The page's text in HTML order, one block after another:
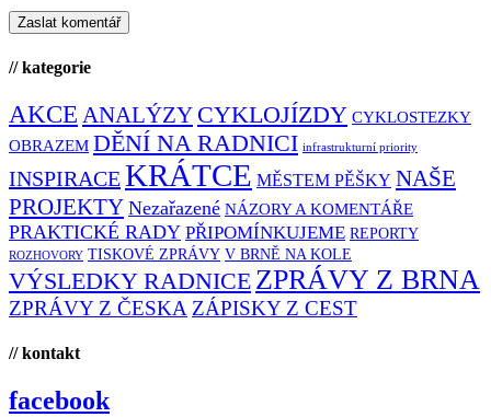
// kategorie
AKCE ANALÝZY CYKLOJÍZDY CYKLOSTEZKY
OBRAZEM DĚNÍ NA RADNICI infrastrukturní priority
INSPIRACEKRÁTCE MĚSTEM PĚŠKY NAŠE
PROJEKTY Nezařazené NÁZORY A KOMENTÁŘE
PRAKTICKÉ RADY PŘIPOMÍNKUJEME REPORTY
ROZHOVORY TISKOVÉ ZPRÁVY V BRNĚ NA KOLE
VÝSLEDKY RADNICE ZPRÁVY Z BRNA
ZPRÁVY Z ČESKA ZÁPISKY Z CEST
// kontakt
facebook